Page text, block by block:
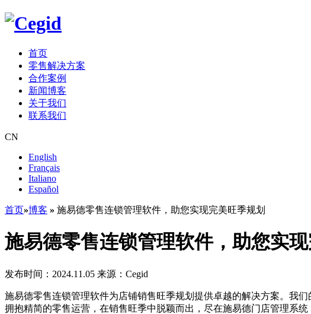
首页
零售解决方案
合作案例
新闻博客
关于我们
联系我们
CN
English
Français
Italiano
Español
首页»博客 » 施易德零售连锁管理软件，助您实现完美旺季规划
施易德零售连锁管理软件，助您实
发布时间：2024.11.05 来源：Cegid
施易德零售连锁管理软件为店铺销售旺季规划提供卓越的解决方案。我
拥抱精简的零售运营，在销售旺季中脱颖而出，尽在施易德门店管理系统